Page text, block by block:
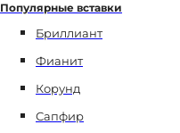
Популярные вставки
Бриллиант
Фианит
Корунд
Сапфир